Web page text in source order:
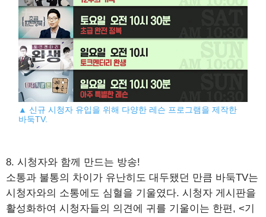
▲ 신규 시청자 유입을 위해 다양한 레슨 프로그램을 제작한
바둑TV.
8. 시청자와 함께 만드는 방송!
소통과 불통의 차이가 유난히도 대두됐던 만큼 바둑TV는
시청자와의 소통에도 심혈을 기울였다. 시청자 게시판을
활성화하여 시청자들의 의견에 귀를 기울이는 한편, <기